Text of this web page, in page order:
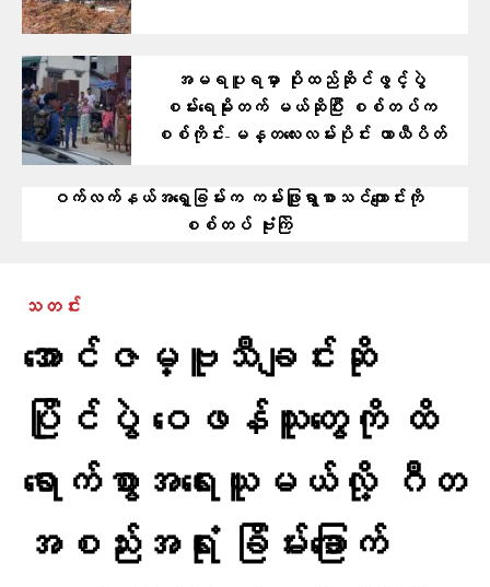
အမရပူရမှာ ပိုးထည်ဆိုင်ဖွင့်ပွဲ
စမ်းရေမိုးတက် မယ်ဆိုပြီး စစ်တပ်က
စစ်ကိုင်း-မန္တလေးလမ်းပိုင်း ယာယီပိတ်
ဝက်လက်နယ်အရှေ့ခြမ်းက ကမ်းဖြူရွာစာသင်ကျောင်းကို
စစ်တပ် ဗုံးကြဲ
သတင်း
အောင်ဇမ္ဗူသီချင်းဆို
ပြိုင်ပွဲ ဝေဖန်သူတွေကို ထိ
ရောက်စွာအရေးယူမယ်လို့ ဂီတ
အစည်းအရုံး ခြိမ်းခြောက်